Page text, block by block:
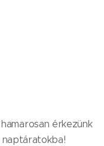
érkezünk
naptáratokba!